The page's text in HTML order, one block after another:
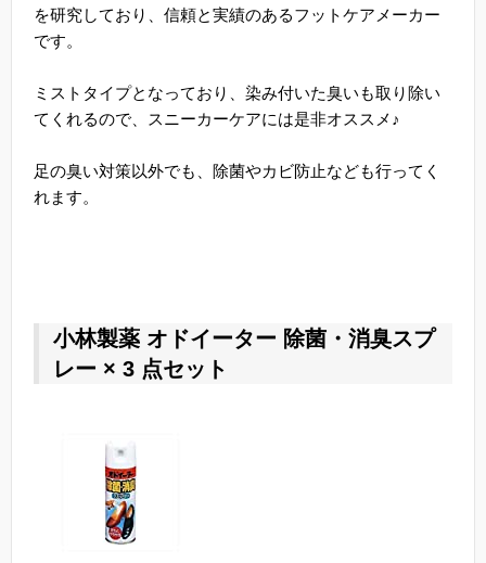
を研究しており、信頼と実績のあるフットケアメーカー
です。
ミストタイプとなっており、染み付いた臭いも取り除い
てくれるので、スニーカーケアには是非オススメ♪
足の臭い対策以外でも、除菌やカビ防止なども行ってく
れます。
小林製薬 オドイーター 除菌・消臭スプ
レー × 3 点セット